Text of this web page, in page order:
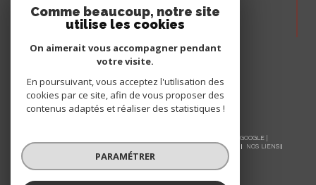
PROPRIÉTAIRE
Se connecter
© 2026 | TOUS DROITS RÉSERVÉS | TRADUCTION POWERED BY GOOGLE |
ADMIN
NOS LIENS
POLITIQUE RGPD
Comme beaucoup, notre site
utilise les cookies
On aimerait vous accompagner pendant
votre visite.
En poursuivant, vous acceptez l'utilisation des
cookies par ce site, afin de vous proposer des
contenus adaptés et réaliser des statistiques !
PARAMÉTRER